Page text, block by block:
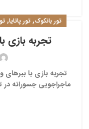
تور بانکوک, تور پاتایا,
تجربه بازی
تجربه بازی با ببرهای
ماجراجویی جسورانه در